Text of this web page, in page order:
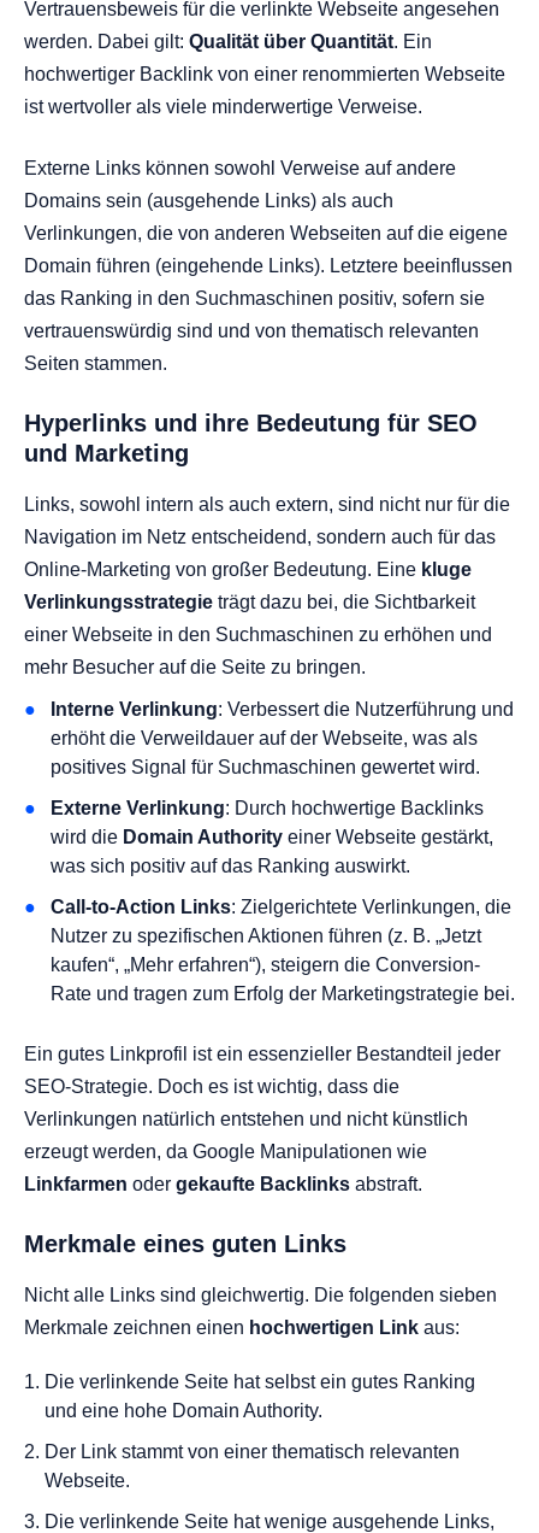
Vertrauensbeweis für die verlinkte Webseite angesehen
werden. Dabei gilt: Qualität über Quantität. Ein
hochwertiger Backlink von einer renommierten Webseite
ist wertvoller als viele minderwertige Verweise.
Externe Links können sowohl Verweise auf andere
Domains sein (ausgehende Links) als auch
Verlinkungen, die von anderen Webseiten auf die eigene
Domain führen (eingehende Links). Letztere beeinflussen
das Ranking in den Suchmaschinen positiv, sofern sie
vertrauenswürdig sind und von thematisch relevanten
Seiten stammen.
Hyperlinks und ihre Bedeutung für SEO
und Marketing
Links, sowohl intern als auch extern, sind nicht nur für die
Navigation im Netz entscheidend, sondern auch für das
Online-Marketing von großer Bedeutung. Eine kluge
Verlinkungsstrategie trägt dazu bei, die Sichtbarkeit
einer Webseite in den Suchmaschinen zu erhöhen und
mehr Besucher auf die Seite zu bringen.
Interne Verlinkung: Verbessert die Nutzerführung und
erhöht die Verweildauer auf der Webseite, was als
positives Signal für Suchmaschinen gewertet wird.
Externe Verlinkung: Durch hochwertige Backlinks
wird die Domain Authority einer Webseite gestärkt,
was sich positiv auf das Ranking auswirkt.
Call-to-Action Links: Zielgerichtete Verlinkungen, die
Nutzer zu spezifischen Aktionen führen (z. B. „Jetzt
kaufen“, „Mehr erfahren“), steigern die Conversion-
Rate und tragen zum Erfolg der Marketingstrategie bei.
Ein gutes Linkprofil ist ein essenzieller Bestandteil jeder
SEO-Strategie. Doch es ist wichtig, dass die
Verlinkungen natürlich entstehen und nicht künstlich
erzeugt werden, da Google Manipulationen wie
Linkfarmen oder gekaufte Backlinks abstraft.
Merkmale eines guten Links
Nicht alle Links sind gleichwertig. Die folgenden sieben
Merkmale zeichnen einen hochwertigen Link aus:
Die verlinkende Seite hat selbst ein gutes Ranking
und eine hohe Domain Authority.
Der Link stammt von einer thematisch relevanten
Webseite.
Die verlinkende Seite hat wenige ausgehende Links,